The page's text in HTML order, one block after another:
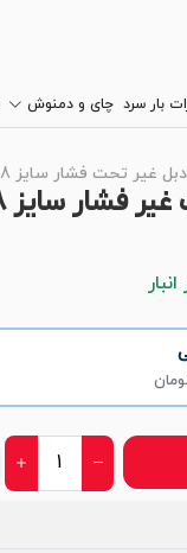
بار سرد چای و دمنوش
غیر تحت فشار سایز 58
با مناسب ترین قیمت